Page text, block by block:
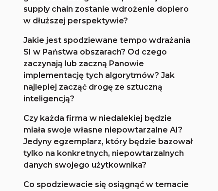
supply chain zostanie wdrożenie dopiero
w dłuższej perspektywie?
Jakie jest spodziewane tempo wdrażania
SI w Państwa obszarach? Od czego
zaczynają lub zaczną Panowie
implementację tych algorytmów? Jak
najlepiej zacząć drogę ze sztuczną
inteligencją?
Czy każda firma w niedalekiej będzie
miała swoje własne niepowtarzalne AI?
Jedyny egzemplarz, który będzie bazował
tylko na konkretnych, niepowtarzalnych
danych swojego użytkownika?
Co spodziewacie się osiągnąć w temacie